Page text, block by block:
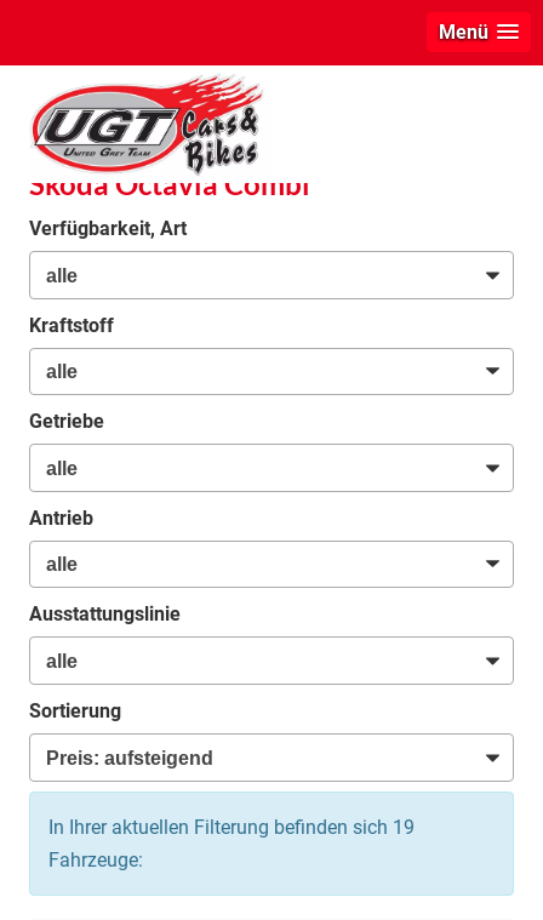
Menü
info
Skoda Octavia Combi
Verfügbarkeit, Art
Kraftstoff
Getriebe
Antrieb
Ausstattungslinie
Sortierung
In Ihrer aktuellen Filterung befinden sich 19
Fahrzeuge: